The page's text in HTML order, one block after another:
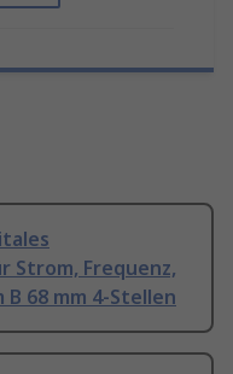
Frequenz,
B 68 mm 4-Stellen